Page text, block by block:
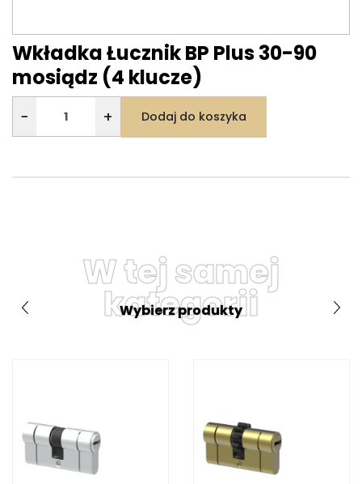
Wkładka Łucznik BP Plus 30-90
mosiądz (4 klucze)
− + Dodaj do koszyka
W tej samej
kategorii
Wybierz produkty